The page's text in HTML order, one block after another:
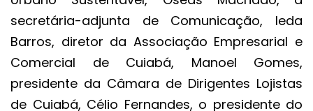
secretária-adjunta de Comunicação, Ieda
Barros, diretor da Associação Empresarial e
Comercial de Cuiabá, Manoel Gomes,
presidente da Câmara de Dirigentes Lojistas
de Cuiabá, Célio Fernandes, o presidente do